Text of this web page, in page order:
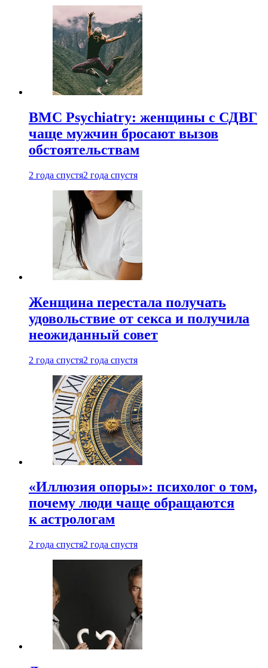
BMC Psychiatry: женщины с СДВГ
чаще мужчин бросают вызов
обстоятельствам
2 года спустя2 года спустя
Женщина перестала получать
удовольствие от секса и получила
неожиданный совет
2 года спустя2 года спустя
«Иллюзия опоры»: психолог о том,
почему люди чаще обращаются
к астрологам
2 года спустя2 года спустя